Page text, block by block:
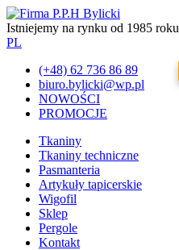
Istniejemy na rynku od 1985 roku
PL
(+48) 62 736 86 89
biuro.bylicki@wp.pl
NOWOŚCI
PROMOCJE
Tkaniny
Tkaniny techniczne
Pasmanteria
Artykuły tapicerskie
Wigofil
Sklep
Pergole
Kontakt